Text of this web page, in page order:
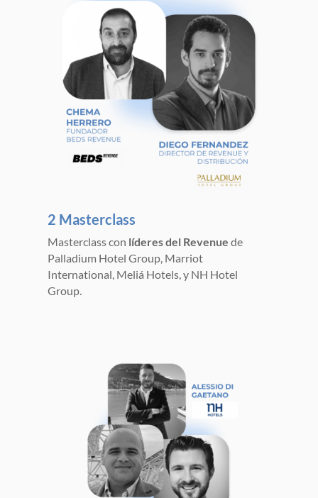
2 Masterclass
Masterclass con líderes del Revenue de
Palladium Hotel Group, Marriot
International, Meliá Hotels, y NH Hotel
Group.